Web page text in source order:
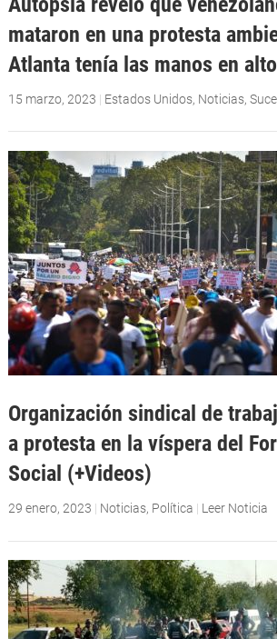
mataron en una protesta
Atlanta tenía las manos en alto
15 marzo, 2023 | Estados Unidos, Noticias,
Organización sindical de
a protesta en la víspera del
Social (+Videos)
29 enero, 2023 | Noticias, Política | Leer Noticia